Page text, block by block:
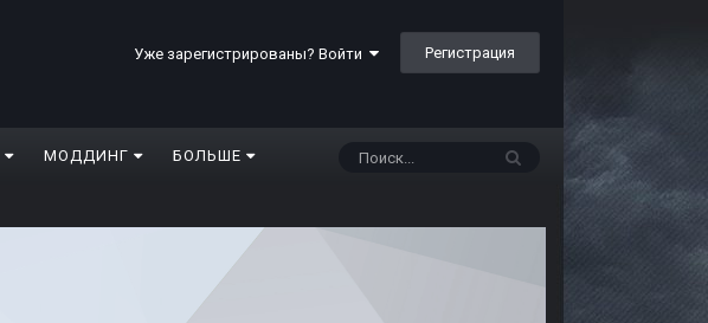
Уже зарегистрированы? Войти Регистрация
МОДДИНГ БОЛЬШЕ